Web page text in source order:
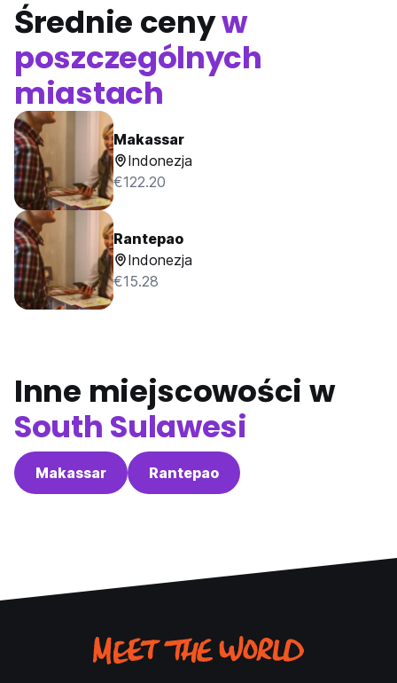
Średnie cenyw
poszczególnych
miastach
Makassar
Indonezja
€122.20
Rantepao
Indonezja
€15.28
Inne miejscowości w
South Sulawesi
Makassar Rantepao